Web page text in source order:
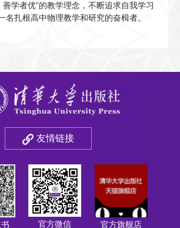
善学者优”的教学理念，不断追求自我学习
名扎根高中物理教学和研究的奋楫者。
友情链接
官方微信 官方旗舰店